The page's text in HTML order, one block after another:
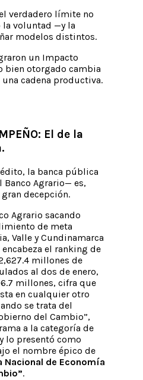
verdadero límite no
la voluntad —y la
modelos distintos.
un Impacto
bien otorgado cambia
cadena productiva.
El de la
.
la banca pública
Banco Agrario— es,
decepción.
Agrario sacando
de meta
Valle y Cundinamarca
el ranking de
millones de
al dos de enero,
millones, cifra que
en cualquier otro
se trata del
del Cambio”,
a la categoría de
lo presentó como
el nombre épico de
Nacional de Economía
.